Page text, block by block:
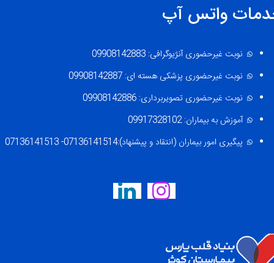
واتس آپ
نوبت غیرحضوری آنژیوگرافی: 09908142883
نوبت غیرحضوری پزشکی هسته ای: 09908142887
نوبت غیرحضوری تصویربرداری: 09908142886
آموزش به بیماران: 09917328102
پیگیری امور بیماران (انتقاد و پیشنهاد):07136141514- 07136141513